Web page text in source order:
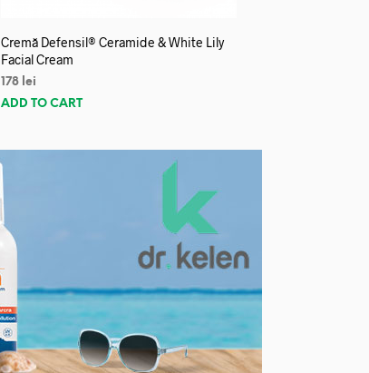
Cremă Defensil® Ceramide & White Lily
Facial Cream
178 lei
ADD TO CART